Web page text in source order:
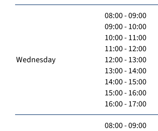
Wednesday
08:00 - 09:00
09:00 - 10:00
10:00 - 11:00
11:00 - 12:00
12:00 - 13:00
13:00 - 14:00
14:00 - 15:00
15:00 - 16:00
16:00 - 17:00
08:00 - 09:00